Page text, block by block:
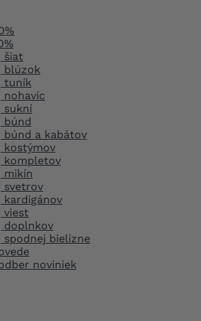
šiat
blúzok
tuník
nohavíc
sukní
búnd
búnd a kabátov
kostýmov
kompletov
mikín
svetrov
kardigánov
viest
doplnkov
spodnej bielizne
noviniek